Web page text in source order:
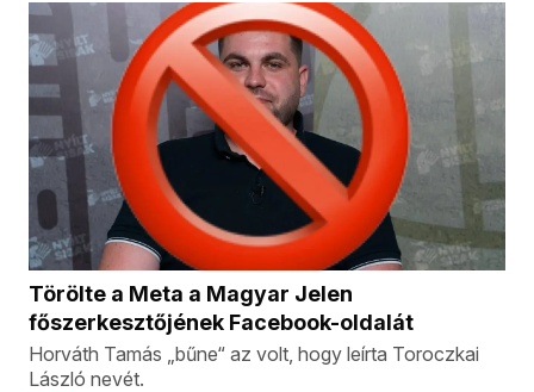
Törölte a Meta a Magyar Jelen
főszerkesztőjének Facebook-oldalát
Horváth Tamás „bűne“ az volt, hogy leírta Toroczkai
László nevét.